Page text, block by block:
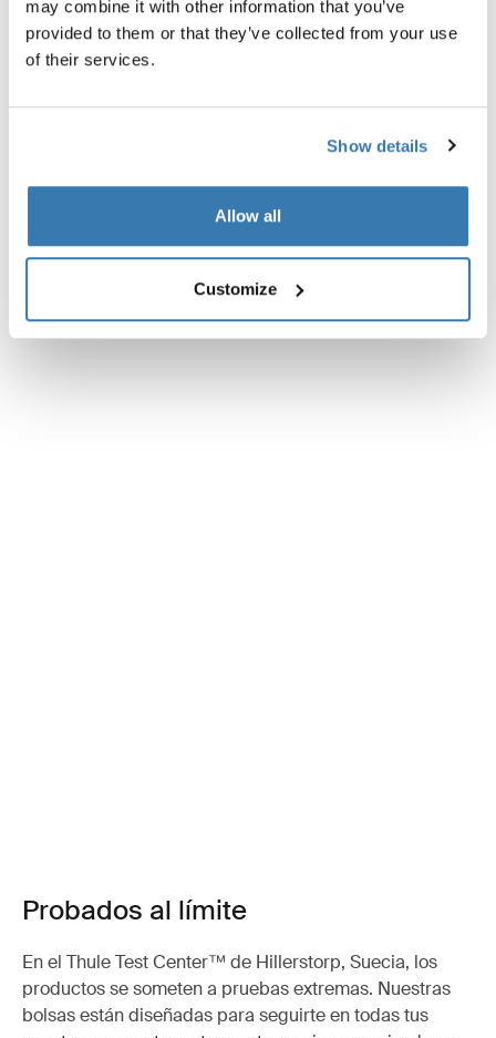
may combine it with other information that you’ve
provided to them or that they’ve collected from your use
of their services.
Show details
Allow all
Customize
Toggle guides and instructions
Instrucciones
Probados al límite
En el Thule Test Center™ de Hillerstorp, Suecia, los
productos se someten a pruebas extremas. Nuestras
bolsas están diseñadas para seguirte en todas tus